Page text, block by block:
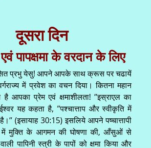
दूसरा दिन
एवं पापक्षमा के वरदान के लिए
प्रभु येसु! आपने आपके साथ क्रूस पर चढायें
में प्रवेश का वचन दिया। कितना महान
आपका प्रेम एवं क्षमाशीलता! ’’इस्राएल का
यह कहता है, ’’पश्चात्ताप और स्वीकृति में
(इसायाह 30:15) इसलिये आपने पष्चात्तापी
मुक्ति के आगमन की घोषणा की, आँसुओं से
पापिनी स्त्री के पापों को क्षमा किया और